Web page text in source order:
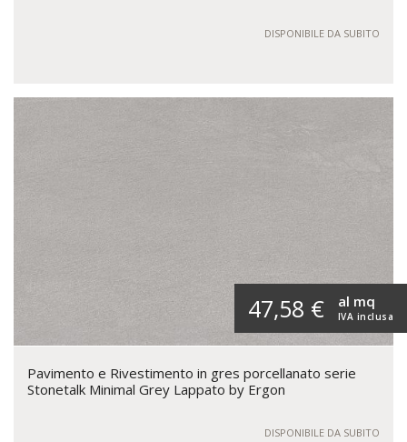
DISPONIBILE DA SUBITO
47,58 € IVA inclusa
al mq
Pavimento e Rivestimento in gres porcellanato serie
Stonetalk Minimal Grey Lappato by Ergon
DISPONIBILE DA SUBITO